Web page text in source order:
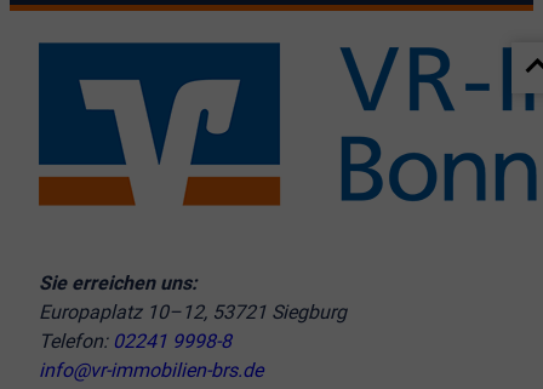
Sie erreichen uns:
Europaplatz 10–12, 53721 Siegburg
Telefon: 02241 9998-8
info@vr-immobilien-brs.de